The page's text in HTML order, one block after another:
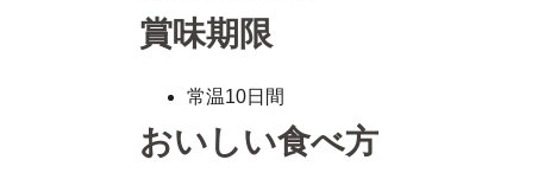
賞味期限
常温10日間
おいしい食べ方